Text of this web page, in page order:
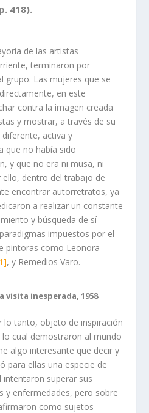
418).
de las artistas
terminaron por
grupo. Las mujeres que se
en este
contra la imagen creada
y mostrar, a través de su
activa y
que no había sido
y que no era ni musa, ni
dentro del trabajo de
encontrar autorretratos, ya
a realizar un constante
y búsqueda de sí
impuestos por el
pintoras como Leonora
, y Remedios Varo.
visita inesperada, 1958
lo tanto, objeto de inspiración
cual demostraron al mundo
algo interesante que decir y
para ellas una especie de
intentaron superar sus
y enfermedades, pero sobre
como sujetos